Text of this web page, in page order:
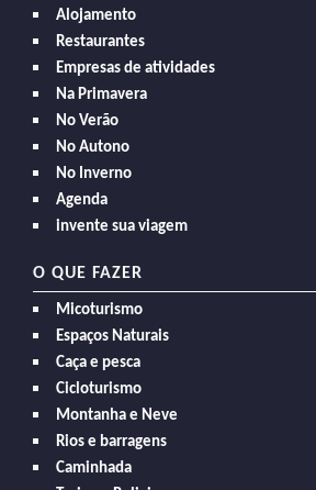
Alojamento
Restaurantes
Empresas de atividades
Na Primavera
No Verão
No Autono
No Inverno
Agenda
invente sua viagem
O QUE FAZER
Micoturismo
Espaços Naturais
Caça e pesca
Cicloturismo
Montanha e Neve
Rios e barragens
Caminhada